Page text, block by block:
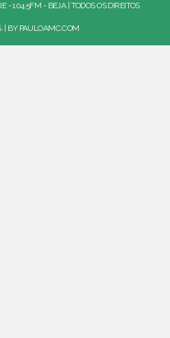
- 104.5FM - BEJA | TODOS OS DIREITOS
| BY PAULOAMC.COM